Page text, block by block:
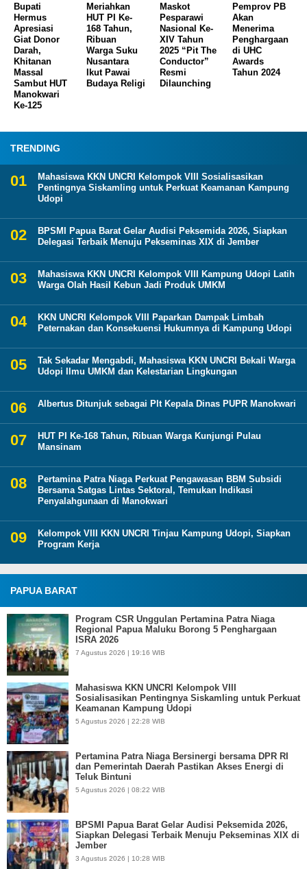
Bupati
Hermus
Apresiasi
Giat Donor
Darah,
Khitanan
Massal
Sambut HUT
Manokwari
Ke-125
Meriahkan
HUT PI Ke-
168 Tahun,
Ribuan
Warga Suku
Nusantara
Ikut Pawai
Budaya Religi
Maskot
Pesparawi
Nasional Ke-
XIV Tahun
2025 “Pit The
Conductor”
Resmi
Dilaunching
Pemprov PB
Akan
Menerima
Penghargaan
di UHC
Awards
Tahun 2024
TRENDING
Mahasiswa KKN UNCRI Kelompok VIII Sosialisasikan
Pentingnya Siskamling untuk Perkuat Keamanan Kampung
Udopi
BPSMI Papua Barat Gelar Audisi Peksemida 2026, Siapkan
Delegasi Terbaik Menuju Pekseminas XIX di Jember
Mahasiswa KKN UNCRI Kelompok VIII Kampung Udopi Latih
Warga Olah Hasil Kebun Jadi Produk UMKM
KKN UNCRI Kelompok VIII Paparkan Dampak Limbah
Peternakan dan Konsekuensi Hukumnya di Kampung Udopi
Tak Sekadar Mengabdi, Mahasiswa KKN UNCRI Bekali Warga
Udopi Ilmu UMKM dan Kelestarian Lingkungan
Albertus Ditunjuk sebagai Plt Kepala Dinas PUPR Manokwari
HUT PI Ke-168 Tahun, Ribuan Warga Kunjungi Pulau
Mansinam
Pertamina Patra Niaga Perkuat Pengawasan BBM Subsidi
Bersama Satgas Lintas Sektoral, Temukan Indikasi
Penyalahgunaan di Manokwari
Kelompok VIII KKN UNCRI Tinjau Kampung Udopi, Siapkan
Program Kerja
PAPUA BARAT
Program CSR Unggulan Pertamina Patra Niaga
Regional Papua Maluku Borong 5 Penghargaan
ISRA 2026
7 Agustus 2026 | 19:16 WIB
Mahasiswa KKN UNCRI Kelompok VIII
Sosialisasikan Pentingnya Siskamling untuk Perkuat
Keamanan Kampung Udopi
5 Agustus 2026 | 22:28 WIB
Pertamina Patra Niaga Bersinergi bersama DPR RI
dan Pemerintah Daerah Pastikan Akses Energi di
Teluk Bintuni
5 Agustus 2026 | 08:22 WIB
BPSMI Papua Barat Gelar Audisi Peksemida 2026,
Siapkan Delegasi Terbaik Menuju Pekseminas XIX di
Jember
3 Agustus 2026 | 10:28 WIB